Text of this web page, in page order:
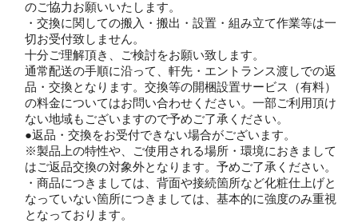
のご協力お願いいたします。
・交換に関しての搬入・搬出・設置・組み立て作業等は一
切お受付致しません。
十分ご理解頂き、ご検討をお願い致します。
通常配送の手順に沿って、軒先・エントランス渡しでの返
品・交換となります。交換等の開梱設置サービス（有料）
の料金についてはお問い合わせください。一部ご利用頂け
ない地域もございますので予めご了承ください。
●返品・交換をお受付できない場合がございます。
※製品上の特性や、ご使用される場所・環境におきまして
はご返品交換の対象外となります。予めご了承ください。
・商品につきましては、背面や接続箇所など化粧仕上げと
なっていない箇所につきましては、基本的に強度のみ重視
となっております。